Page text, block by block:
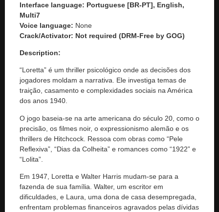
Interface language: Portuguese [BR-PT], English,
Multi7
Voice language: None
Crack/Activator: Not required (DRM-Free by GOG)
Description:
“Loretta” é um thriller psicológico onde as decisões dos
jogadores moldam a narrativa. Ele investiga temas de
traição, casamento e complexidades sociais na América
dos anos 1940.
O jogo baseia-se na arte americana do século 20, como o
precisão, os filmes noir, o expressionismo alemão e os
thrillers de Hitchcock. Ressoa com obras como “Pele
Reflexiva”, “Dias da Colheita” e romances como “1922” e
“Lolita”.
Em 1947, Loretta e Walter Harris mudam-se para a
fazenda de sua família. Walter, um escritor em
dificuldades, e Laura, uma dona de casa desempregada,
enfrentam problemas financeiros agravados pelas dívidas